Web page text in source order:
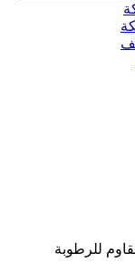
للرطوبة